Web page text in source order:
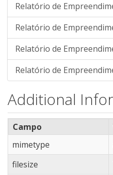
Relatório de
Relatório de
Relatório de
Relatório de
Additional
Campo
mimetype
filesize